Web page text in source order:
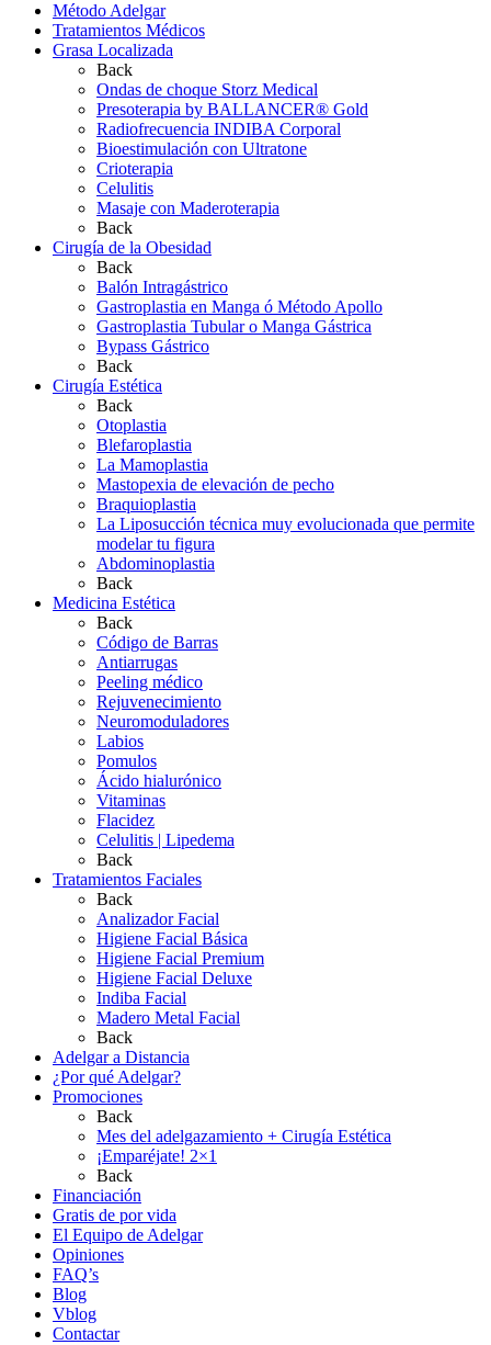
Método Adelgar
Tratamientos Médicos
Grasa Localizada
Back
Ondas de choque Storz Medical
Presoterapia by BALLANCER® Gold
Radiofrecuencia INDIBA Corporal
Bioestimulación con Ultratone
Crioterapia
Celulitis
Masaje con Maderoterapia
Back
Cirugía de la Obesidad
Back
Balón Intragástrico
Gastroplastia en Manga ó Método Apollo
Gastroplastia Tubular o Manga Gástrica
Bypass Gástrico
Back
Cirugía Estética
Back
Otoplastia
Blefaroplastia
La Mamoplastia
Mastopexia de elevación de pecho
Braquioplastia
La Liposucción técnica muy evolucionada que permite
modelar tu figura
Abdominoplastia
Back
Medicina Estética
Back
Código de Barras
Antiarrugas
Peeling médico
Rejuvenecimiento
Neuromoduladores
Labios
Pomulos
Ácido hialurónico
Vitaminas
Flacidez
Celulitis | Lipedema
Back
Tratamientos Faciales
Back
Analizador Facial
Higiene Facial Básica
Higiene Facial Premium
Higiene Facial Deluxe
Indiba Facial
Madero Metal Facial
Back
Adelgar a Distancia
¿Por qué Adelgar?
Promociones
Back
Mes del adelgazamiento + Cirugía Estética
¡Emparéjate! 2×1
Back
Financiación
Gratis de por vida
El Equipo de Adelgar
Opiniones
FAQ’s
Blog
Vblog
Contactar